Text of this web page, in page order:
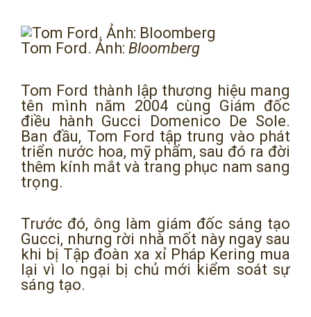
Tom Ford. Ảnh: Bloomberg
Tom Ford thành lập thương hiệu mang
tên mình năm 2004 cùng Giám đốc
điều hành Gucci Domenico De Sole.
Ban đầu, Tom Ford tập trung vào phát
triển nước hoa, mỹ phẩm, sau đó ra đời
thêm kính mắt và trang phục nam sang
trọng.
Trước đó, ông làm giám đốc sáng tạo
Gucci, nhưng rời nhà mốt này ngay sau
khi bị Tập đoàn xa xỉ Pháp Kering mua
lại vì lo ngại bị chủ mới kiểm soát sự
sáng tạo.